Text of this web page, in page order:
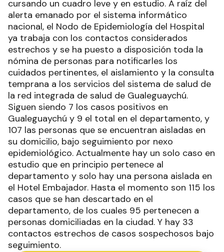
cursando un cuadro leve y en estudio. A raíz del
alerta emanado por el sistema informático
nacional, el Nodo de Epidemiología del Hospital
ya trabaja con los contactos considerados
estrechos y se ha puesto a disposición toda la
nómina de personas para notificarles los
cuidados pertinentes, el aislamiento y la consulta
temprana a los servicios del sistema de salud de
la red integrada de salud de Gualeguaychú.
Siguen siendo 7 los casos positivos en
Gualeguaychú y 9 el total en el departamento, y
107 las personas que se encuentran aisladas en
su domicilio, bajo seguimiento por nexo
epidemiológico. Actualmente hay un solo caso en
estudio que en principio pertenece al
departamento y solo hay una persona aislada en
el Hotel Embajador. Hasta el momento son 115 los
casos que se han descartado en el
departamento, de los cuales 95 pertenecen a
personas domiciliadas en la ciudad. Y hay 33
contactos estrechos de casos sospechosos bajo
seguimiento.